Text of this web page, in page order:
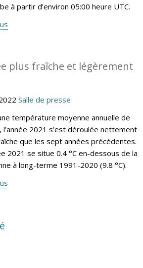
à partir d’environ 05:00 heure UTC.
plus fraîche et légèrement
Salle de presse
température moyenne annuelle de
l’année 2021 s’est déroulée nettement
que les sept années précédentes.
2021 se situe 0.4 °C en-dessous de la
à long-terme 1991-2020 (9.8 °C).